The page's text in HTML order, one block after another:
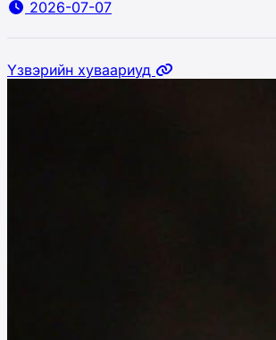
2026-07-07
Үзвэрийн хуваариуд